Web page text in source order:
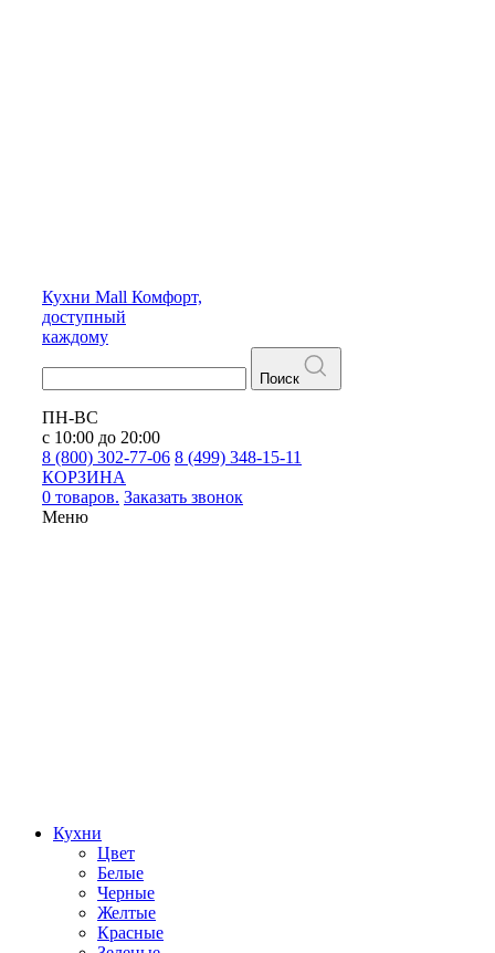
Кухни Mall Комфорт,
доступный
каждому
Поиск
ПН-ВС
с 10:00 до 20:00
8 (800) 302-77-06 8 (499) 348-15-11
КОРЗИНА
0 товаров. Заказать звонок
Меню
Кухни
Цвет
Белые
Черные
Желтые
Красные